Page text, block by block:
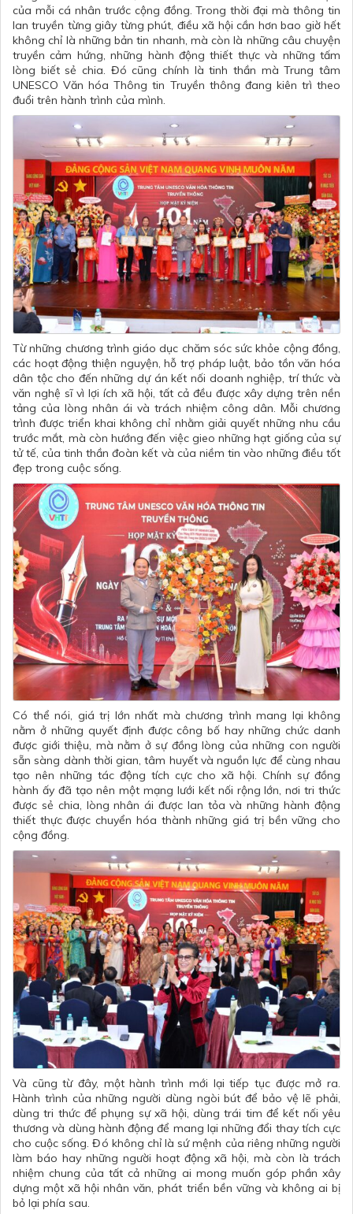
của mỗi cá nhân trước cộng đồng. Trong thời đại mà thông tin
lan truyền từng giây từng phút, điều xã hội cần hơn bao giờ hết
không chỉ là những bản tin nhanh, mà còn là những câu chuyện
truyền cảm hứng, những hành động thiết thực và những tấm
lòng biết sẻ chia. Đó cũng chính là tinh thần mà Trung tâm
UNESCO Văn hóa Thông tin Truyền thông đang kiên trì theo
đuổi trên hành trình của mình.
Từ những chương trình giáo dục chăm sóc sức khỏe cộng đồng,
các hoạt động thiện nguyện, hỗ trợ pháp luật, bảo tồn văn hóa
dân tộc cho đến những dự án kết nối doanh nghiệp, trí thức và
văn nghệ sĩ vì lợi ích xã hội, tất cả đều được xây dựng trên nền
tảng của lòng nhân ái và trách nhiệm công dân. Mỗi chương
trình được triển khai không chỉ nhằm giải quyết những nhu cầu
trước mắt, mà còn hướng đến việc gieo những hạt giống của sự
tử tế, của tinh thần đoàn kết và của niềm tin vào những điều tốt
đẹp trong cuộc sống.
Có thể nói, giá trị lớn nhất mà chương trình mang lại không
nằm ở những quyết định được công bố hay những chức danh
được giới thiệu, mà nằm ở sự đồng lòng của những con người
sẵn sàng dành thời gian, tâm huyết và nguồn lực để cùng nhau
tạo nên những tác động tích cực cho xã hội. Chính sự đồng
hành ấy đã tạo nên một mạng lưới kết nối rộng lớn, nơi tri thức
được sẻ chia, lòng nhân ái được lan tỏa và những hành động
thiết thực được chuyển hóa thành những giá trị bền vững cho
cộng đồng.
Và cũng từ đây, một hành trình mới lại tiếp tục được mở ra.
Hành trình của những người dùng ngòi bút để bảo vệ lẽ phải,
dùng tri thức để phụng sự xã hội, dùng trái tim để kết nối yêu
thương và dùng hành động để mang lại những đổi thay tích cực
cho cuộc sống. Đó không chỉ là sứ mệnh của riêng những người
làm báo hay những người hoạt động xã hội, mà còn là trách
nhiệm chung của tất cả những ai mong muốn góp phần xây
dựng một xã hội nhân văn, phát triển bền vững và không ai bị
bỏ lại phía sau.